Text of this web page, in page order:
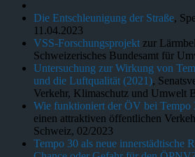
Die Entschleunigung der Straße,
11.04.2023
VSS-Forschungsprojekt zur
Schweizerisches Bundesamt für
Untersuchung zur Wirkung von
und die Luftqualität (2021),
Verkehr, Klimaschutz und Umwelt
Wie funktioniert der ÖV bei Tempo
einen attraktiven öffentlichen
Schweiz, 02/2023
Tempo 30 als neue innerstädtische